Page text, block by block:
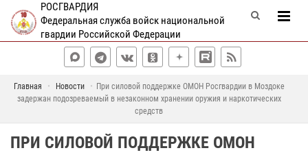
РОСГВАРДИЯ
Федеральная служба войск национальной
гвардии Российской Федерации
Главная Новости
При силовой поддержке ОМОН Росгвардии в Моздоке
задержан подозреваемый в незаконном хранении оружия и наркотических
средств
ПРИ СИЛОВОЙ ПОДДЕРЖКЕ ОМОН